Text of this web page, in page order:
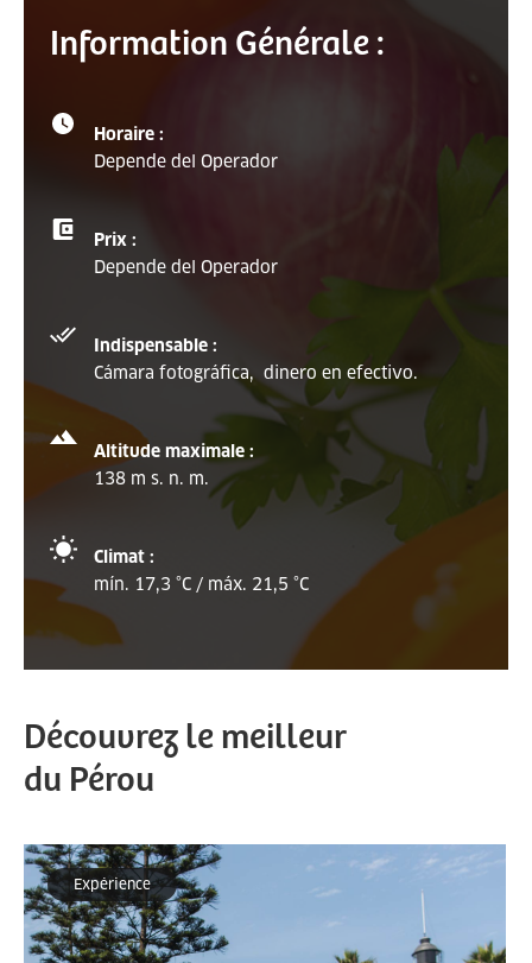
Information Générale :
Horaire :
Depende del Operador
Prix :
Depende del Operador
Indispensable :
Cámara fotográfica, dinero en efectivo.
Altitude maximale :
138 m s. n. m.
Climat :
mín. 17,3 °C / máx. 21,5 °C
Découvrez le meilleur
du Pérou
Expérience